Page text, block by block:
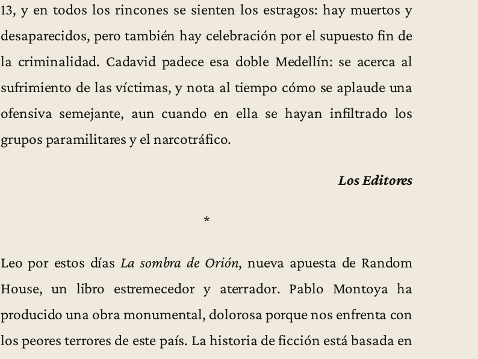
13, y en todos los rincones se sienten los estragos: hay muertos y
desaparecidos, pero también hay celebración por el supuesto fin de
la criminalidad. Cadavid padece esa doble Medellín: se acerca al
sufrimiento de las víctimas, y nota al tiempo cómo se aplaude una
ofensiva semejante, aun cuando en ella se hayan infiltrado los
grupos paramilitares y el narcotráfico.
Los Editores
*
Leo por estos días La sombra de Orión, nueva apuesta de Random
House, un libro estremecedor y aterrador. Pablo Montoya ha
producido una obra monumental, dolorosa porque nos enfrenta con
los peores terrores de este país. La historia de ficción está basada en